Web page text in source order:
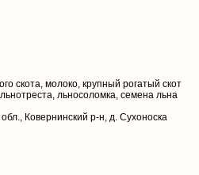
скота, молоко, крупный рогатый скот
льносоломка, семена льна
Ковернинский р-н, д. Сухоноска